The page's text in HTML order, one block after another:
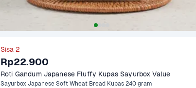
Sisa 2
Rp22.900
Roti Gandum Japanese Fluffy Kupas Sayurbox Value
Sayurbox Japanese Soft Wheat Bread Kupas 240 gram